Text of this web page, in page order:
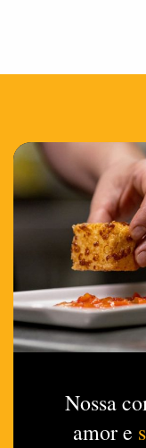
Nossa
amor e